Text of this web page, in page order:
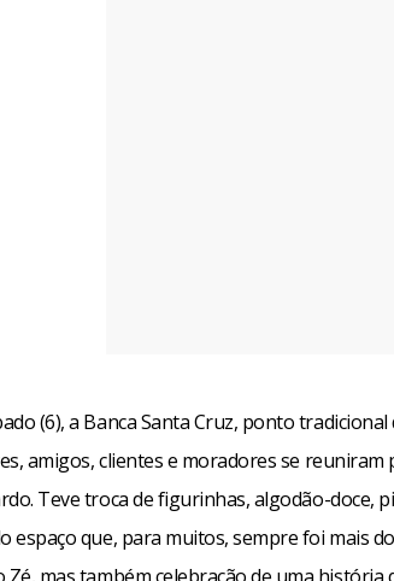
(6), a Banca Santa Cruz, ponto
amigos, clientes e moradores se
Teve troca de figurinhas, algodão-doce,
espaço que, para muitos, sempre foi mais